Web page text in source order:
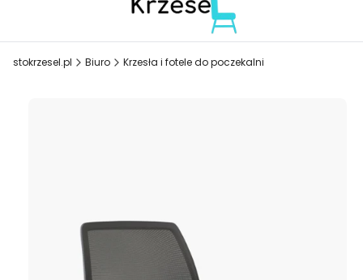
stokrzesel.pl Biuro Krzesła i fotele do poczekalni